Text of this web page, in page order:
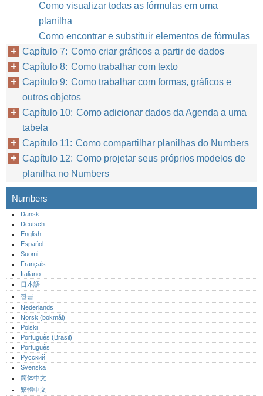
Como visualizar todas as fórmulas em uma
planilha
Como encontrar e substituir elementos de fórmulas
Capítulo 7: Como criar gráficos a partir de dados
Capítulo 8: Como trabalhar com texto
Capítulo 9: Como trabalhar com formas, gráficos e
outros objetos
Capítulo 10: Como adicionar dados da Agenda a uma
tabela
Capítulo 11: Como compartilhar planilhas do Numbers
Capítulo 12: Como projetar seus próprios modelos de
planilha no Numbers
Numbers
Dansk
Deutsch
English
Español
Suomi
Français
Italiano
日本語
한글
Nederlands
Norsk (bokmål)‎
Polski
Português (Brasil)
Português‎
Русский
Svenska
简体中文
繁體中文